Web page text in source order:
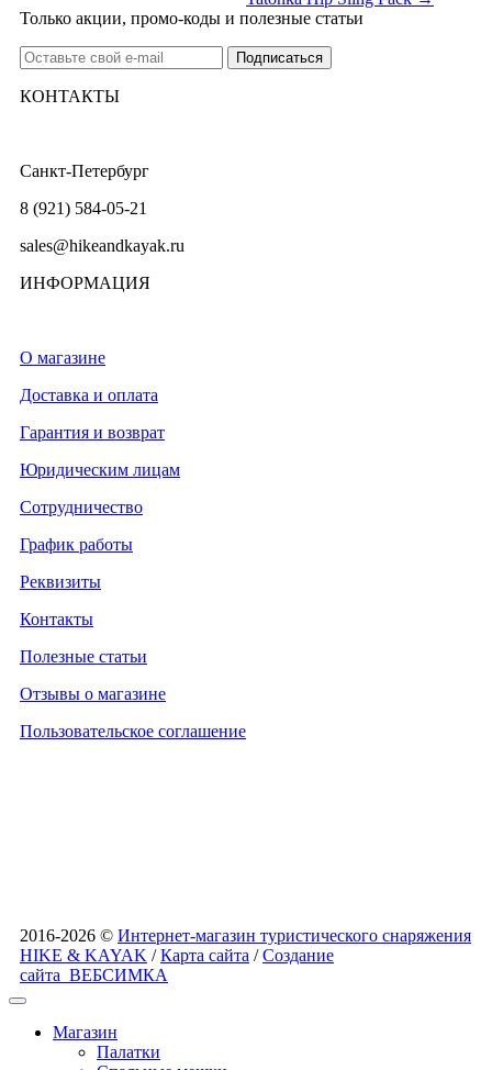
Только акции, промо-коды и полезные статьи
КОНТАКТЫ
Санкт-Петербург
8 (921) 584-05-21
sales@hikeandkayak.ru
ИНФОРМАЦИЯ
О магазине
Доставка и оплата
Гарантия и возврат
Юридическим лицам
Сотрудничество
График работы
Реквизиты
Контакты
Полезные статьи
Отзывы о магазине
Пользовательское соглашение
2016-2026 © Интернет-магазин туристического снаряжения
HIKE & KAYAK /Карта сайта /Создание
сайта ВЕБСИМКА
Магазин
Палатки